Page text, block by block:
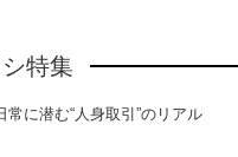
特集
に潜む“人身取引”のリアル